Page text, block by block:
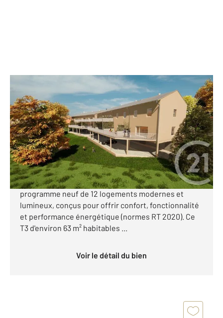
62,70 m
, 3 pièces
Ref : 10702
Appartement F3 à vendre
330 000 €
Programme neuf aux Rousses Idéalement situé
dans le charmant village des Rousses, découvrez ce
programme neuf de 12 logements modernes et
lumineux, conçus pour offrir confort, fonctionnalité
et performance énergétique (normes RT 2020). Ce
T3 d'environ 63 m² habitables ...
Voir le détail du bien